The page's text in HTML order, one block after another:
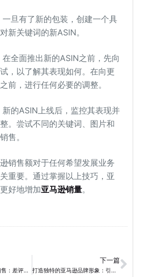
旦有了新的包装，创建一个具
新关键词的新ASIN。
全面推出新的ASIN之前，先向
，以了解其表现如何。在向更
前，进行任何必要的调整。
的ASIN上线后，监控其表现并
。尝试不同的关键词、图片和
售。
销售额对于任何希望发展业务
重要。通过掌握以上技巧，亚
好地增加亚马逊销量。
利用亚马逊差评提高销售：差评的力量揭秘
下一篇
打造独特的亚马逊品牌形象：引领旗舰店成功之路